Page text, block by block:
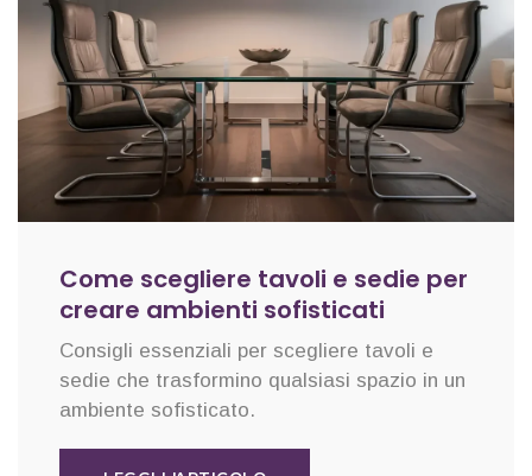
Come scegliere tavoli e sedie per
creare ambienti sofisticati
Consigli essenziali per scegliere tavoli e
sedie che trasformino qualsiasi spazio in un
ambiente sofisticato.